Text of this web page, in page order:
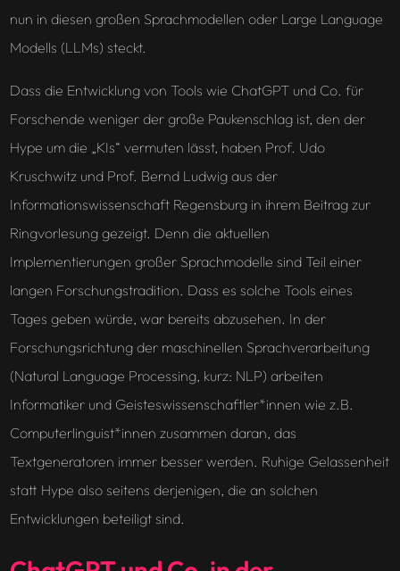
nun in diesen großen Sprachmodellen oder Large Language
Modells (LLMs) steckt.
Dass die Entwicklung von Tools wie ChatGPT und Co. für
Forschende weniger der große Paukenschlag ist, den der
Hype um die „KIs“ vermuten lässt, haben Prof. Udo
Kruschwitz und Prof. Bernd Ludwig aus der
Informationswissenschaft Regensburg in ihrem Beitrag zur
Ringvorlesung gezeigt. Denn die aktuellen
Implementierungen großer Sprachmodelle sind Teil einer
langen Forschungstradition. Dass es solche Tools eines
Tages geben würde, war bereits abzusehen. In der
Forschungsrichtung der maschinellen Sprachverarbeitung
(Natural Language Processing, kurz: NLP) arbeiten
Informatiker und Geisteswissenschaftler*innen wie z.B.
Computerlinguist*innen zusammen daran, das
Textgeneratoren immer besser werden. Ruhige Gelassenheit
statt Hype also seitens derjenigen, die an solchen
Entwicklungen beteiligt sind.